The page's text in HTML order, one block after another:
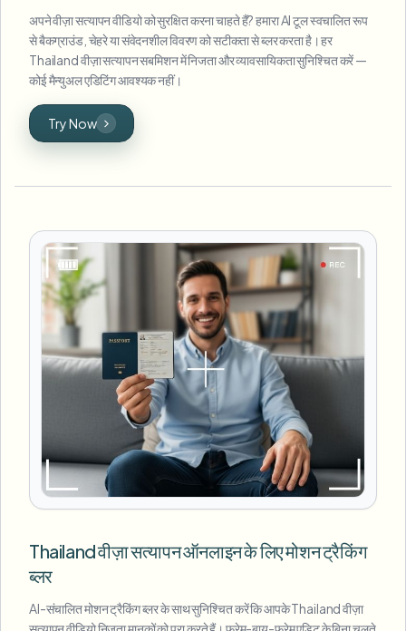
अपने वीज़ा सत्यापन वीडियो को सुरक्षित करना चाहते हैं? हमारा AI टूल स्वचालित रूप
से बैकग्राउंड, चेहरे या संवेदनशील विवरण को सटीकता से ब्लर करता है। हर
Thailand वीज़ा सत्यापन सबमिशन में निजता और व्यावसायिकता सुनिश्चित करें —
कोई मैन्युअल एडिटिंग आवश्यक नहीं।
Try Now
Thailand वीज़ा सत्यापन ऑनलाइन के लिए मोशन ट्रैकिंग
ब्लर
AI-संचालित मोशन ट्रैकिंग ब्लर के साथ सुनिश्चित करें कि आपके Thailand वीज़ा